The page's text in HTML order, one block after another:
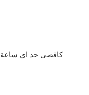
كاقصى حد اي ساعة